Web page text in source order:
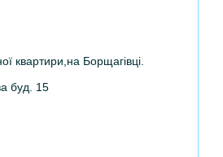
квартири,на Борщагівці.
буд. 15